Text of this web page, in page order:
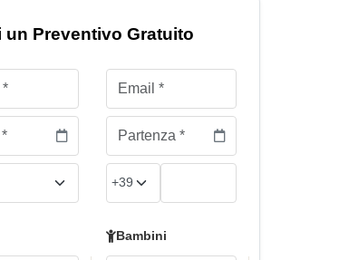
un Preventivo Gratuito
Bambini